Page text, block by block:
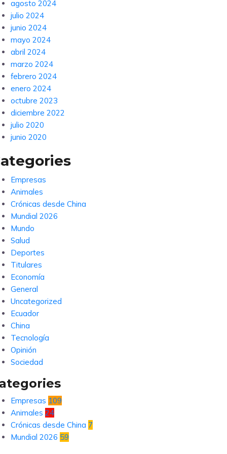
agosto 2024
julio 2024
junio 2024
mayo 2024
abril 2024
marzo 2024
febrero 2024
enero 2024
octubre 2023
diciembre 2022
julio 2020
junio 2020
Empresas
Animales
Crónicas desde China
Mundial 2026
Mundo
Salud
Deportes
Titulares
Economía
General
Uncategorized
Ecuador
China
Tecnología
Opinión
Sociedad
Empresas 109
Animales 24
Crónicas desde China 7
Mundial 2026 59